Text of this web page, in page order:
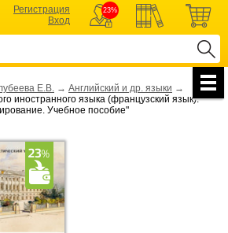
Регистрация
Вход
23%
Е.В. → Английский и др. языки →
иностранного языка (французский язык).
Учебное пособие"